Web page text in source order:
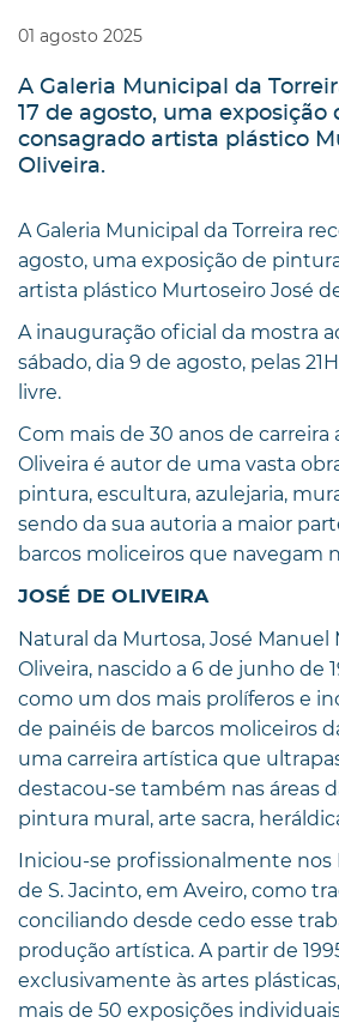
01 agosto 2025
A Galeria Municipal da
17 de agosto, uma exposição
consagrado artista plástico
Oliveira.
A Galeria Municipal da Torreira
agosto, uma exposição de
artista plástico Murtoseiro José
A inauguração oficial da mostra
sábado, dia 9 de agosto, pelas
livre.
Com mais de 30 anos de carreira
Oliveira é autor de uma vasta
pintura, escultura, azulejaria,
sendo da sua autoria a maior
barcos moliceiros que navegam
JOSÉ DE OLIVEIRA
Natural da Murtosa, José Manuel
Oliveira, nascido a 6 de junho de
como um dos mais prolíferos e
de painéis de barcos moliceiros
uma carreira artística que
destacou-se também nas áreas
pintura mural, arte sacra,
Iniciou-se profissionalmente nos
de S. Jacinto, em Aveiro, como
conciliando desde cedo esse
produção artística. A partir de
exclusivamente às artes
mais de 50 exposições